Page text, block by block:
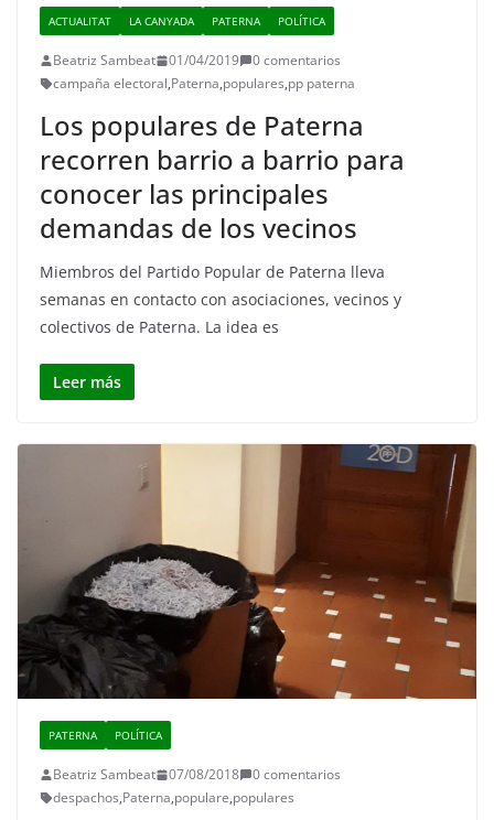
ACTUALITAT LA CANYADA PATERNA POLÍTICA
Beatriz Sambeat 01/04/2019
0 comentarios
campaña electoral,Paterna,populares,pp paterna
Los populares de Paterna
recorren barrio a barrio para
conocer las principales
demandas de los vecinos
Miembros del Partido Popular de Paterna lleva
semanas en contacto con asociaciones, vecinos y
colectivos de Paterna. La idea es
Leer más
PATERNA POLÍTICA
Beatriz Sambeat 07/08/2018
0 comentarios
despachos,Paterna,populare,populares